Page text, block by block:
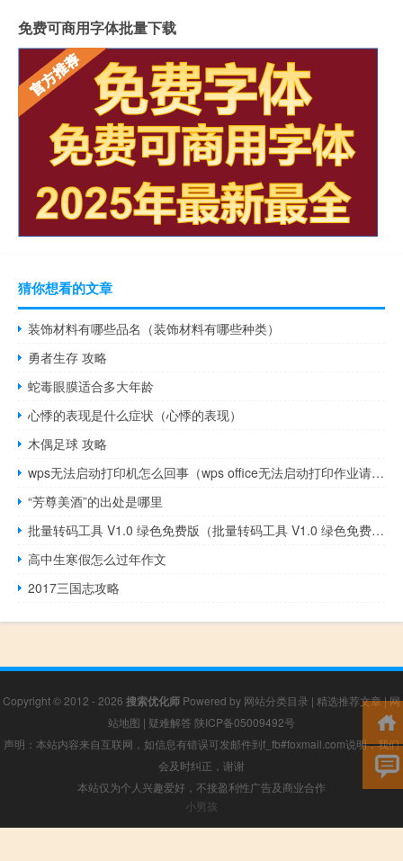
免费可商用字体批量下载
猜你想看的文章
装饰材料有哪些品名（装饰材料有哪些种类）
勇者生存 攻略
蛇毒眼膜适合多大年龄
心悸的表现是什么症状（心悸的表现）
木偶足球 攻略
wps无法启动打印机怎么回事（wps office无法启动打印作业请检查）
“芳尊美酒”的出处是哪里
批量转码工具 V1.0 绿色免费版（批量转码工具 V1.0 绿色免费版功能简介）
高中生寒假怎么过年作文
2017三国志攻略
Copyright © 2012 - 2026 搜索优化师 Powered by 网站分类目录 | 精选推荐文章|网
站地图 | 疑难解答 陕ICP备05009492号
声明：本站内容来自互联网，如信息有错误可发邮件到f_fb#foxmail.com说明，我们
会及时纠正，谢谢
本站仅为个人兴趣爱好，不接盈利性广告及商业合作
小男孩